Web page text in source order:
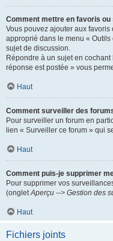
Comment mettre en favoris
Vous pouvez ajouter aux
approprié dans le menu «
sujet de discussion.
Répondre à un sujet en cochant
réponse est postée » vous
Haut
Comment surveiller des
Pour surveiller un forum en
lien « Surveiller ce forum » qui
Haut
Comment puis-je supprimer
Pour supprimer vos
(ongletAperçu --> Gestion des
Haut
Fichiers joints